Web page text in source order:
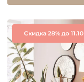
Скидка 28% до 11.10